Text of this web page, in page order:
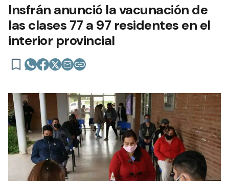
Insfrán anunció la vacunación de
las clases 77 a 97 residentes en el
interior provincial